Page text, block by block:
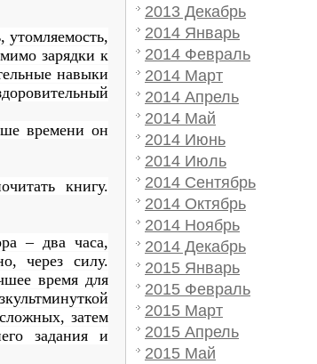
утомляемость,
зарядки к
навыки
времени он
книгу.
– два часа,
через силу.
время для
затем
задания и
2013 Декабрь
2014 Январь
2014 Февраль
2014 Март
2014 Апрель
2014 Май
2014 Июнь
2014 Июль
2014 Сентябрь
2014 Октябрь
2014 Ноябрь
2014 Декабрь
2015 Январь
2015 Февраль
2015 Март
2015 Апрель
2015 Май